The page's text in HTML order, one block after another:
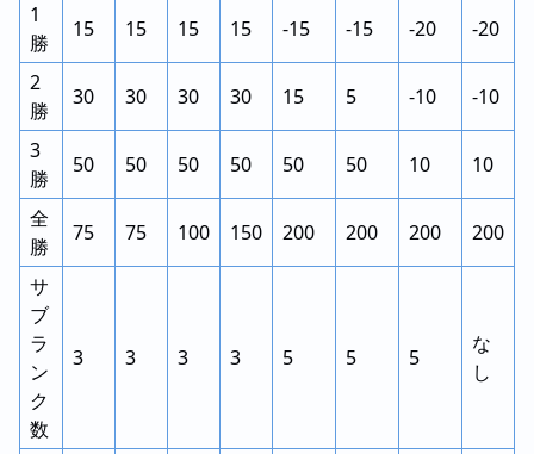
1
勝
15 15 15 15 -15 -15 -20 -20
2
勝
30 30 30 30 15 5 -10 -10
3
勝
50 50 50 50 50 50 10 10
全
勝
75 75 100 150 200 200 200 200
サ
ブ
ラ
ン
ク
数
3 3 3 3 5 5 5
な
し